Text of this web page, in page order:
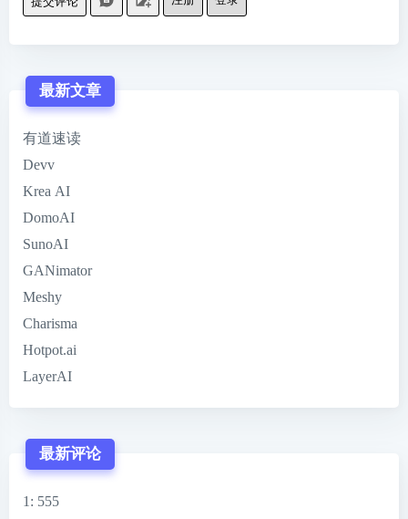
最新文章
有道速读
Devv
Krea AI
DomoAI
SunoAI
GANimator
Meshy
Charisma
Hotpot.ai
LayerAI
最新评论
1 : 555